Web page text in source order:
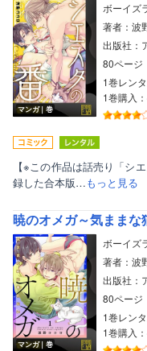
マンガ｜巻
ボーイズ
著者：波
出版社：
80ページ
1巻レン
1巻購入
【※この作品は話売り「シ
録した合本版…もっと見る
暁のオメガ～気ままな
マンガ｜巻
ボーイズ
著者：波
出版社：
80ページ
1巻レン
1巻購入